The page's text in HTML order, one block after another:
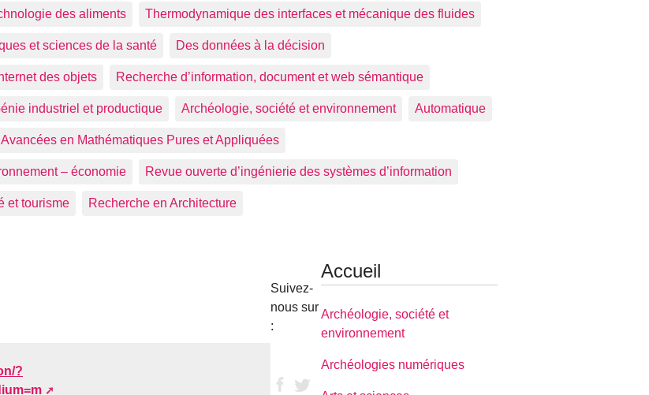
des aliments Thermodynamique des interfaces et mécanique des fluides
et sciences de la santé Des données à la décision
des objets Recherche d’information, document et web sémantique
industriel et productique Archéologie, société et environnement Automatique
Avancées en Mathématiques Pures et Appliquées
– économie Revue ouverte d’ingénierie des systèmes d’information
et tourisme Recherche en Architecture
?
Accueil
Archéologie, société et
environnement
Archéologies numériques
Suivez-
nous sur
: